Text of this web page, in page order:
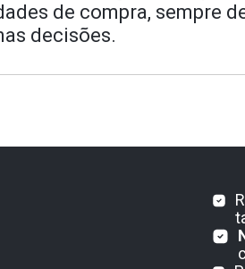
de compra, sempre
decisões.